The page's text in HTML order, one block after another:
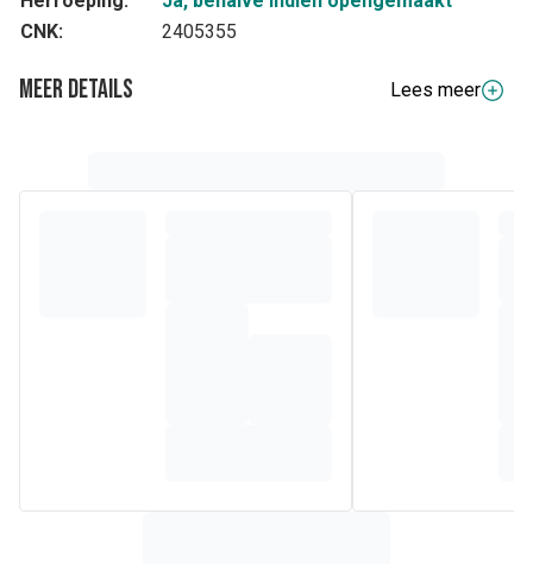
CNK:
2405355
Meer details
Lees meer
ondersteuning van de hartfunctie. 2 capsules per dag
(docosahexaeenzuur)